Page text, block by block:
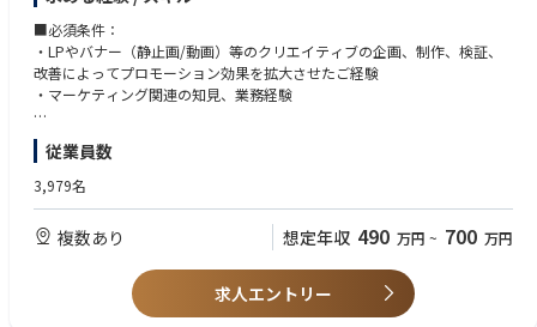
・LP、バナー（静止画・動画）等のクリエイティブ企画および制作ディレ
クション
・商品・サービス特性やターゲットに応じた表現設計、構成企画
・社内関係部署および外部制作会社との連携・進行管理
・各種クリエイティブの効果測定・分析
・マーケティング施策全体の成果向上に向けた継続的なPDCAの推進
【やりがい】
・自身が手掛けたクリエイティブの成果が数値として可視化され、マーケ
ティングとの一体感を実感できます。
・企画から改善まで一貫して関われるため、クリエイターとマーケター双
■必須条件：
・LPやバナー（静止画/動画）等のクリエイティブの企画、制作、検証、
改善によってプロモーション効果を拡大させたご経験
・マーケティング関連の知見、業務経験
■歓迎条件：
金融業界の知見のある方
従業員数
3,979名
複数あり 想定年収 490 万円 ~ 700 万円
求人エントリー